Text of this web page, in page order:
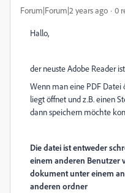
Forum|Forum|2 years ago 0
Hallo,
der neuste Adobe Reader
Wenn man eine PDF
liegt öffnet und z.B. einen
dann speichern möchte
Die datei ist entweder
einem anderen Benutzer
dokument unter einem
anderen ordner